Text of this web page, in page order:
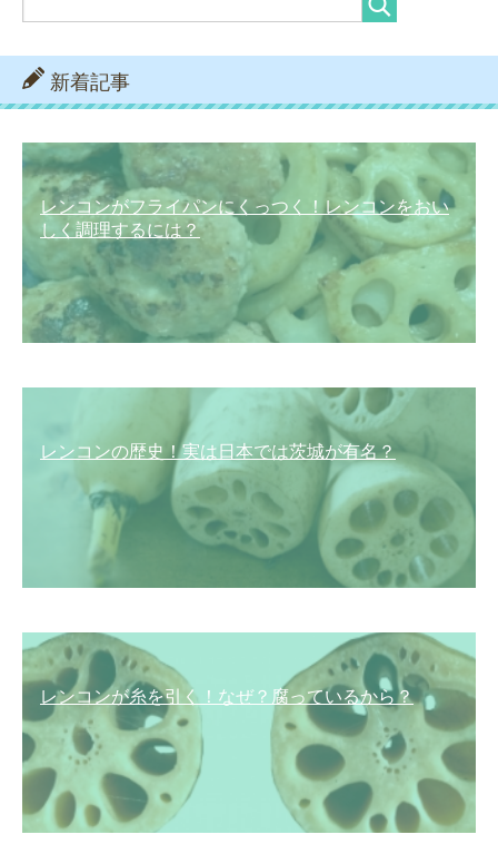
新着記事
レンコンがフライパンにくっつく！レンコンをおい
しく調理するには？
レンコンの歴史！実は日本では茨城が有名？
レンコンが糸を引く！なぜ？腐っているから？